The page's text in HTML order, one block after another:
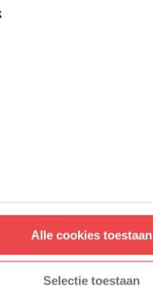
Alle cookies toestaan
Selectie toestaan